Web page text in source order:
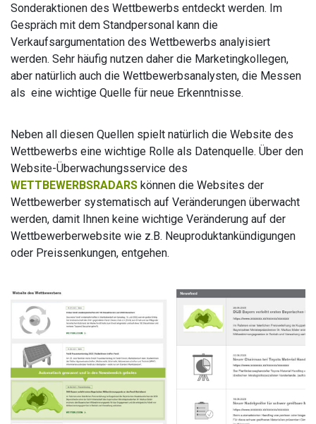
Sonderaktionen des Wettbewerbs entdeckt werden. Im
Gespräch mit dem Standpersonal kann die
Verkaufsargumentation des Wettbewerbs analyisiert
werden. Sehr häufig nutzen daher die Marketingkollegen,
aber natürlich auch die Wettbewerbsanalysten, die Messen
als eine wichtige Quelle für neue Erkenntnisse.
Neben all diesen Quellen spielt natürlich die Website des
Wettbewerbs eine wichtige Rolle als Datenquelle. Über den
Website-Überwachungsservice des
WETTBEWERBSRADARS können die Websites der
Wettbewerber systematisch auf Veränderungen überwacht
werden, damit Ihnen keine wichtige Veränderung auf der
Wettbewerberwebsite wie z.B. Neuproduktankündigungen
oder Preissenkungen, entgehen.